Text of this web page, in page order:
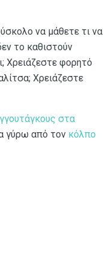
να μάθετε τι να
το καθιστούν
Χρειάζεστε φορητό
Χρειάζεστε
στα
γύρω από τον κόλπο